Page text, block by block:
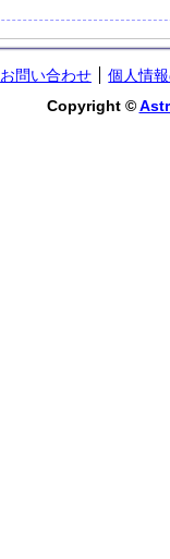
お問い合わせ
個人情
Copyright ©